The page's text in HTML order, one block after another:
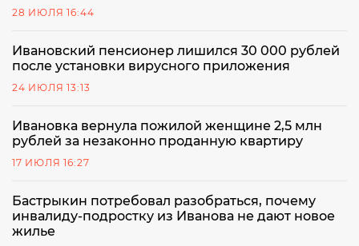
28 ИЮЛЯ 16:44
Ивановский пенсионер лишился 30 000 рублей
после установки вирусного приложения
24 ИЮЛЯ 13:13
Ивановка вернула пожилой женщине 2,5 млн
рублей за незаконно проданную квартиру
17 ИЮЛЯ 16:27
Бастрыкин потребовал разобраться, почему
инвалиду-подростку из Иванова не дают новое
жилье